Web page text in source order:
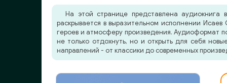
На этой странице представлена
раскрывается в выразительном исполнении
героев и атмосферу произведения. Аудиоформат
не только отдохнуть, но и открыть для себя
направлений - от классики до современных